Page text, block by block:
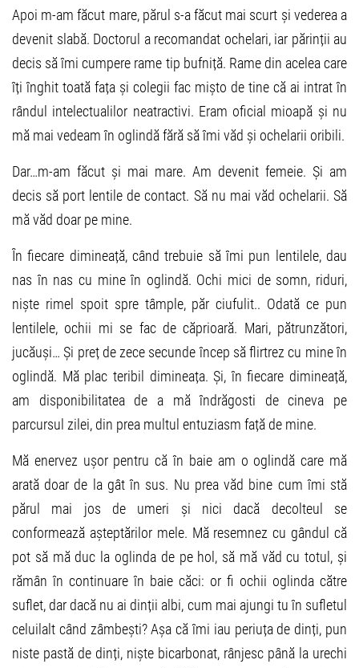
Apoi m-am făcut mare, părul s-a făcut mai scurt și vederea a
devenit slabă. Doctorul a recomandat ochelari, iar părinții au
decis să îmi cumpere rame tip bufniță. Rame din acelea care
îți înghit toată fața și colegii fac mișto de tine că ai intrat în
rândul intelectualilor neatractivi. Eram oficial mioapă și nu
mă mai vedeam în oglindă fără să îmi văd și ochelarii oribili.
Dar…m-am făcut și mai mare. Am devenit femeie. Și am
decis să port lentile de contact. Să nu mai văd ochelarii. Să
mă văd doar pe mine.
În fiecare dimineață, când trebuie să îmi pun lentilele, dau
nas în nas cu mine în oglindă. Ochi mici de somn, riduri,
niște rimel spoit spre tâmple, păr ciufulit.. Odată ce pun
lentilele, ochii mi se fac de căprioară. Mari, pătrunzători,
jucăuși… Și preț de zece secunde încep să flirtrez cu mine în
oglindă. Mă plac teribil dimineața. Și, în fiecare dimineață,
am disponibilitatea de a mă îndrăgosti de cineva pe
parcursul zilei, din prea multul entuziasm față de mine.
Mă enervez ușor pentru că în baie am o oglindă care mă
arată doar de la gât în sus. Nu prea văd bine cum îmi stă
părul mai jos de umeri și nici dacă decolteul se
conformează așteptărilor mele. Mă resemnez cu gândul că
pot să mă duc la oglinda de pe hol, să mă văd cu totul, și
rămân în continuare în baie căci: or fi ochii oglinda către
suflet, dar dacă nu ai dinții albi, cum mai ajungi tu în sufletul
celuilalt când zâmbești? Așa că îmi iau periuța de dinți, pun
niste pastă de dinți, niște bicarbonat, rânjesc până la urechi